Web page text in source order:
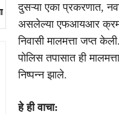
दुसऱ्या एका प्रकरणात,
असलेल्या एफआयआर
निवासी मालमत्ता जप्त
पोलिस तपासात ही
निष्पन्न झाले.
हे ही वाचा: